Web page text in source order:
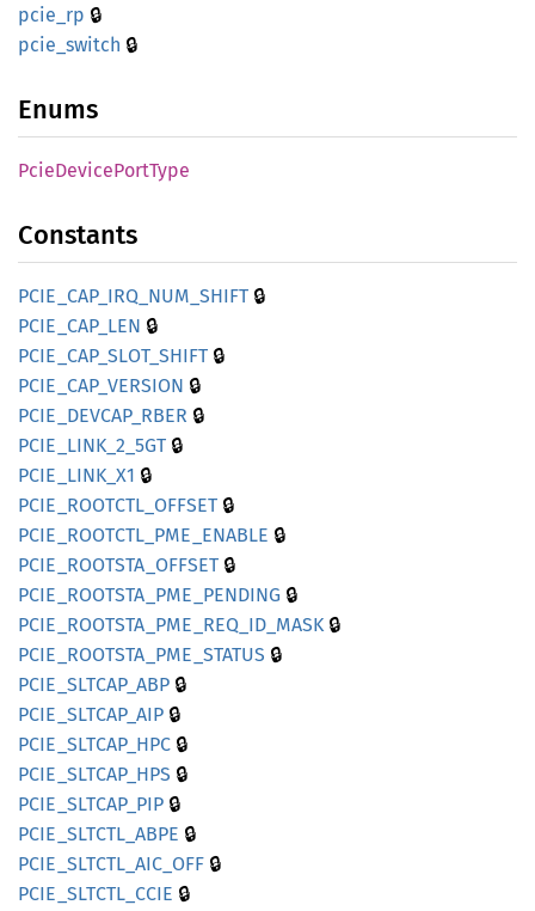
pcie_rp 🔒
pcie_ switch 🔒
Enums
PcieDevicePortType
Constants
PCIE_ CAP_ IRQ_ NUM_ SHIFT 🔒
PCIE_ CAP_ LEN 🔒
PCIE_ CAP_ SLOT_ SHIFT 🔒
PCIE_ CAP_ VERSION 🔒
PCIE_ DEVCAP_ RBER 🔒
PCIE_ LINK_ 2_ 5GT 🔒
PCIE_ LINK_ X1 🔒
PCIE_ ROOTCTL_ OFFSET 🔒
PCIE_ ROOTCTL_ PME_ ENABLE 🔒
PCIE_ ROOTSTA_ OFFSET 🔒
PCIE_ ROOTSTA_ PME_ PENDING 🔒
PCIE_ ROOTSTA_ PME_ REQ_ ID_ MASK🔒
PCIE_ ROOTSTA_ PME_ STATUS 🔒
PCIE_ SLTCAP_ ABP 🔒
PCIE_ SLTCAP_ AIP 🔒
PCIE_ SLTCAP_ HPC 🔒
PCIE_ SLTCAP_ HPS 🔒
PCIE_ SLTCAP_ PIP 🔒
PCIE_ SLTCTL_ ABPE 🔒
PCIE_ SLTCTL_ AIC_ OFF 🔒
PCIE_ SLTCTL_ CCIE 🔒